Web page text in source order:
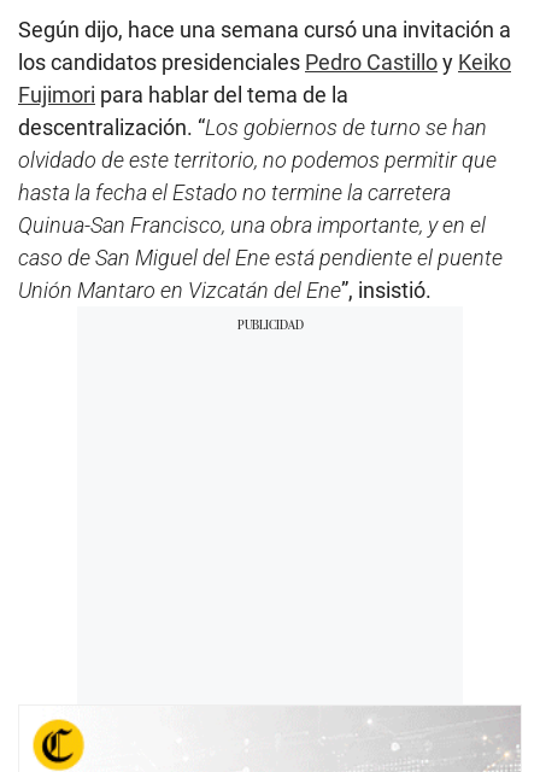
Según dijo, hace una semana cursó una invitación a
los candidatos presidenciales Pedro Castilloy Keiko
Fujimori para hablar del tema de la
descentralización. “Los gobiernos de turno se han
olvidado de este territorio, no podemos permitir que
hasta la fecha el Estado no termine la carretera
Quinua-San Francisco, una obra importante, y en el
caso de San Miguel del Ene está pendiente el puente
Unión Mantaro en Vizcatán del Ene”, insistió.